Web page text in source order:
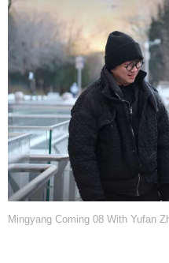
Mingyang Coming 08 With Yufan